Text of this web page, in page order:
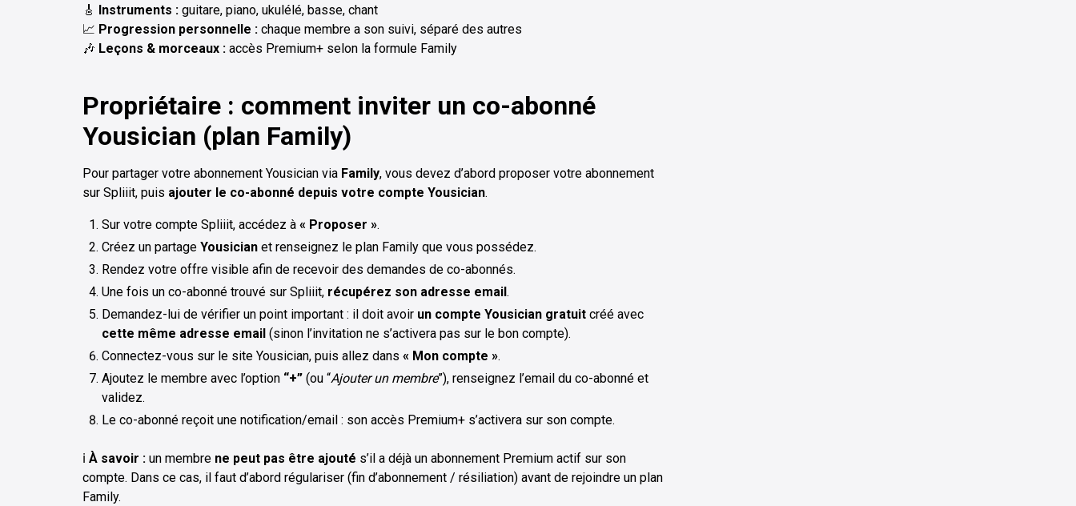
🎸
Instruments : guitare, piano, ukulélé, basse, chant
📈 Progression personnelle : chaque membre a son suivi, séparé des autres
🎶 Leçons & morceaux : accès Premium+ selon la formule Family
Propriétaire : comment inviter un co-abonné
Yousician (plan Family)
Pour partager votre abonnement Yousician via Family, vous devez d’abord proposer votre abonnement
sur Spliiit, puis ajouter le co-abonné depuis votre compte Yousician.
Sur votre compte Spliiit, accédez à « Proposer ».
Créez un partage Yousician et renseignez le plan Family que vous possédez.
Rendez votre offre visible afin de recevoir des demandes de co-abonnés.
Une fois un co-abonné trouvé sur Spliiit, récupérez son adresse email .
Demandez-lui de vérifier un point important : il doit avoir un compte Yousician gratuit créé avec
cette même adresse email (sinon l’invitation ne s’activera pas sur le bon compte).
Connectez-vous sur le site Yousician, puis allez dans « Mon compte ».
Ajoutez le membre avec l’option “+” (ou “Ajouter un membre”), renseignez l’email du co-abonné et
validez.
Le co-abonné reçoit une notification/email : son accès Premium+ s’activera sur son compte.
ℹ️ À savoir : un membre ne peut pas être ajouté s’il a déjà un abonnement Premium actif sur son
compte. Dans ce cas, il faut d’abord régulariser (fin d’abonnement / résiliation) avant de rejoindre un plan
Family.